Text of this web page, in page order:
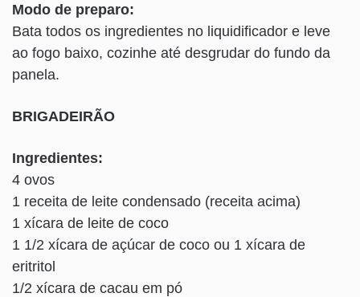
Modo de preparo:
Bata todos os ingredientes no liquidificador e leve
ao fogo baixo, cozinhe até desgrudar do fundo da
panela.
BRIGADEIRÃO
Ingredientes:
4 ovos
1 receita de leite condensado (receita acima)
1 xícara de leite de coco
1 1/2 xícara de açúcar de coco ou 1 xícara de
eritritol
1/2 xícara de cacau em pó